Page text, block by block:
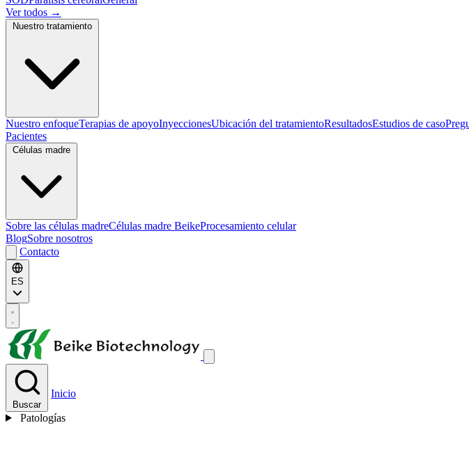
Ver todos →
Nuestro enfoqueTerapias de apoyoInyeccionesUbicación del tratamientoResultadosEstudios de caso
Pacientes
Sobre las células madreCélulas madre BeikeProcesamiento celular
BlogSobre nosotros
Contacto
ES
Buscar
Inicio
Patologías